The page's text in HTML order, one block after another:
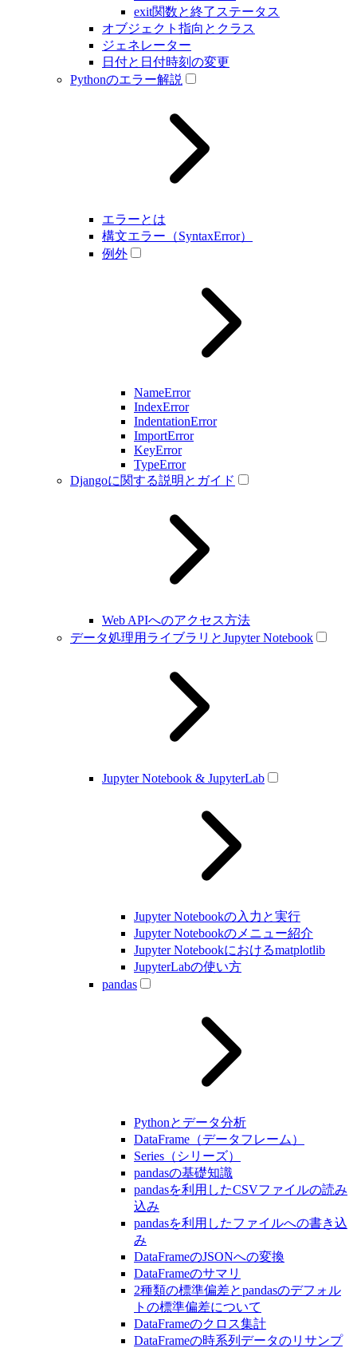
exit関数と終了ステータス
オブジェクト指向とクラス
ジェネレーター
日付と日付時刻の変更
Pythonのエラー解説
エラーとは
構文エラー（SyntaxError）
例外
NameError
IndexError
IndentationError
ImportError
KeyError
TypeError
Djangoに関する説明とガイド
Web APIへのアクセス方法
データ処理用ライブラリとJupyter Notebook
Jupyter Notebook & JupyterLab
Jupyter Notebookの入力と実行
Jupyter Notebookのメニュー紹介
Jupyter Notebookにおけるmatplotlib
JupyterLabの使い方
pandas
Pythonとデータ分析
DataFrame（データフレーム）
Series（シリーズ）
pandasの基礎知識
pandasを利用したCSVファイルの読み
込み
pandasを利用したファイルへの書き込
み
DataFrameのJSONへの変換
DataFrameのサマリ
2種類の標準偏差とpandasのデフォル
トの標準偏差について
DataFrameのクロス集計
DataFrameの時系列データのリサンプ